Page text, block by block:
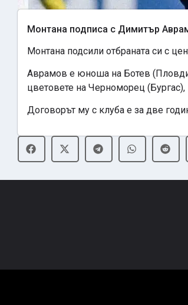
Монтана подписа с Димитър
Монтана подсили отбраната си с
Аврамов е юноша на Ботев
цветовете на Черноморец (Бургас),
Договорът му с клуба е за две